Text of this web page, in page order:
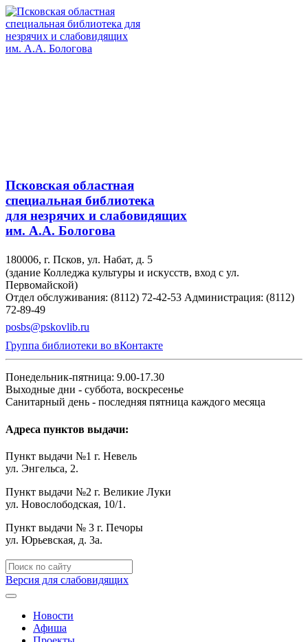
Псковская областная
специальная библиотека
для незрячих и слабовидящих
им. А.А. Бологова
180006, г. Псков, ул. Набат, д. 5
(здание Колледжа культуры и искусств, вход с ул.
Первомайской)
Отдел обслуживания: (8112) 72-42-53 Администрация: (8112)
72-89-49
posbs@pskovlib.ru
Группа библиотеки во вКонтакте
Понедельник-пятница: 9.00-17.30
Выходные дни - суббота, воскресенье
Санитарный день - последняя пятница каждого месяца
Адреса пунктов выдачи:
Пункт выдачи №1 г. Невель
ул. Энгельса, 2.
Пункт выдачи №2 г. Великие Луки
ул. Новослободская, 10/1.
Пункт выдачи № 3 г. Печоры
ул. Юрьевская, д. 3а.
Версия для слабовидящих
Новости
Афиша